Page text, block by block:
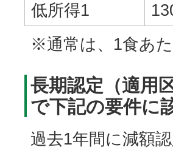
低所得1
※通常は、1食あ
長期認定（適用
で下記の要件に
過去1年間に減額